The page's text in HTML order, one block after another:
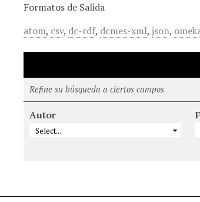
Formatos de Salida
atom, csv, dc-rdf, dcmes-xml,json,
Refine su búsqueda a ciertos campos
Autor